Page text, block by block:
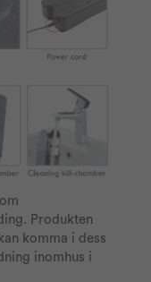
Produkten
komma i dess
inomhus i